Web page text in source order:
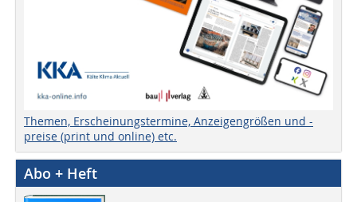
Themen, Erscheinungstermine, Anzeigengrößen und -
preise (print und online) etc.
Abo + Heft